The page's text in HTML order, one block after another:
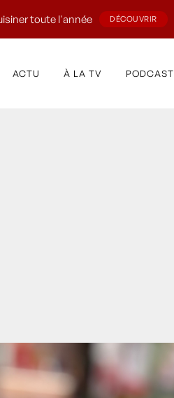
toute l'année DÉCOUVRIR
ACTU À LA TV PODCAST